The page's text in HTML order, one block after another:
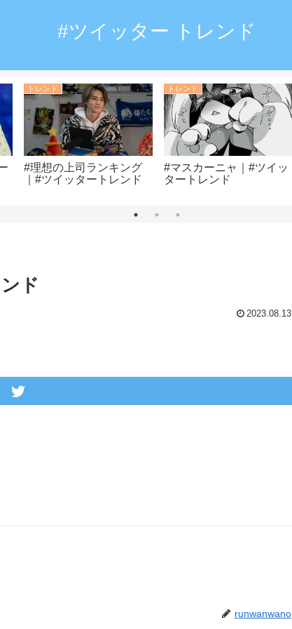
#ツイッター トレンド
トレンド
#理想の上司ランキング
｜#ツイッタートレンド
トレンド
#マスカーニャ｜#ツイッ
タートレンド
ド
2023.08.13
runwanwano